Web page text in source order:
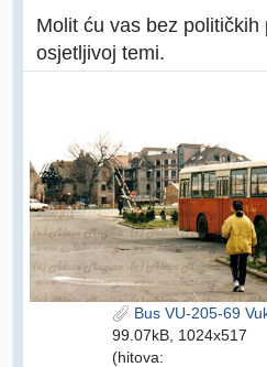
Molit ću vas bez
osjetljivoj temi.
Bus VU-205-69
99.07kB, 1024x517
(hitova: